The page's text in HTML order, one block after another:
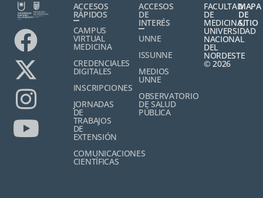
ACCESOS
RÁPIDOS
CAMPUS
VIRTUAL
MEDICINA
CREDENCIALES
DIGITALES
INSCRIPCIONES
JORNADAS
DE
TRABAJOS
DE
EXTENSIÓN
COMUNICACIONES
CIENTÍFICAS
ACCESOS
DE
INTERÉS
UNNE
ISSUNNE
MEDIOS
UNNE
OBSERVATORIO
DE SALUD
PÚBLICA
FACULTAD
DE
MEDICINA,
UNIVERSIDAD
NACIONAL
DEL
NORDESTE
© 2026
MAPA
DE
SITIO